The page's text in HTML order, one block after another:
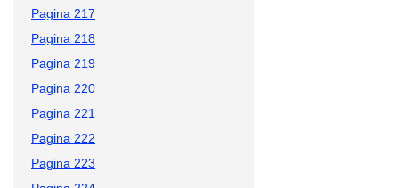
Pagina 217
Pagina 218
Pagina 219
Pagina 220
Pagina 221
Pagina 222
Pagina 223